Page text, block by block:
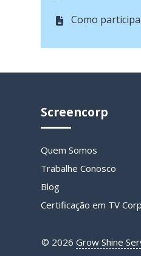
Como
Screencorp
Quem Somos
Trabalhe Conosco
Blog
Certificação em TV
© 2026 Grow Shine